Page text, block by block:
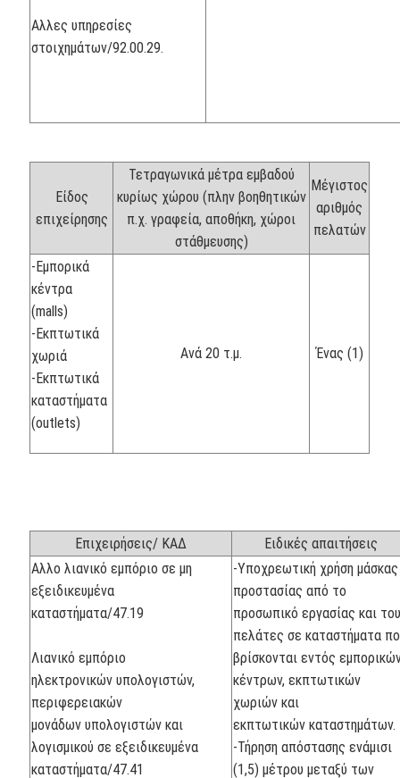
Αλλες υπηρεσίες
στοιχημάτων/92.00.29.
Είδος
επιχείρησης
Τετραγωνικά μέτρα εμβαδού
κυρίως χώρου (πλην βοηθητικών
π.χ. γραφεία, αποθήκη, χώροι
στάθμευσης)
Μέγιστος
αριθμός
πελατών
-Εμπορικά
κέντρα
(malls)
-Εκπτωτικά
χωριά
-Εκπτωτικά
καταστήματα
(outlets)
Ανά 20 τ.μ. Ένας (1)
Επιχειρήσεις/ ΚΑΔ
Ειδικές απαιτήσεις
Αλλο λιανικό εμπόριο σε μη
εξειδικευμένα
καταστήματα/47.19
Λιανικό εμπόριο
ηλεκτρονικών υπολογιστών,
περιφερειακών
μονάδων υπολογιστών και
λογισμικού σε εξειδικευμένα
καταστήματα/47.41
-Υποχρεωτική χρήση μάσκας
προστασίας από το
προσωπικό εργασίας και
πελάτες σε καταστήματα
βρίσκονται εντός
κέντρων, εκπτωτικών
χωριών και
εκπτωτικών καταστημάτων.
-Τήρηση απόστασης ενάμισι
(1,5) μέτρου μεταξύ των